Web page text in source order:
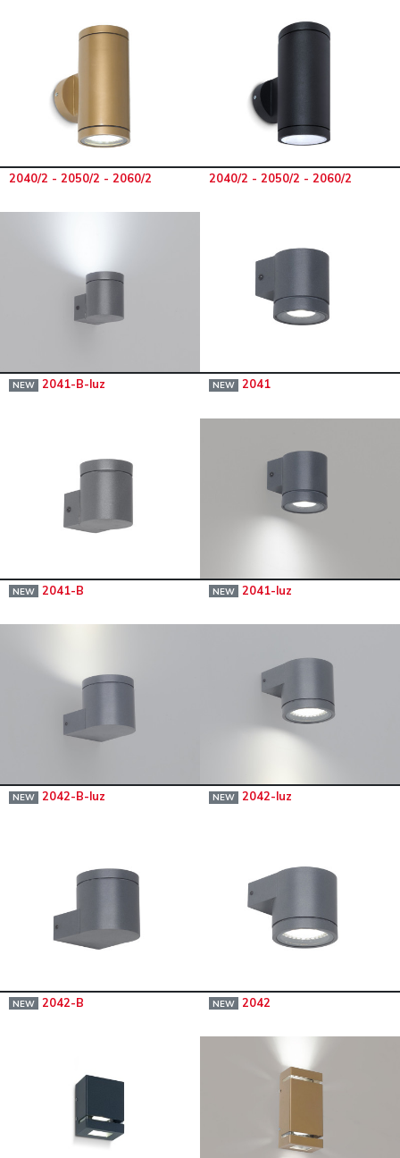
2040/2 - 2050/2 - 2060/2 2040/2 - 2050/2 - 2060/2
NEW 2041-B-luz NEW 2041
NEW 2041-B NEW 2041-luz
NEW 2042-B-luz NEW 2042-luz
NEW 2042-B NEW 2042